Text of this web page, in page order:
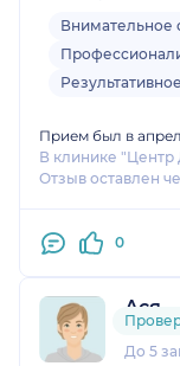
Внимательное
Прием был в
В клинике "Центр
Отзыв оставлен
0
Ася
1 отзыв
До 5